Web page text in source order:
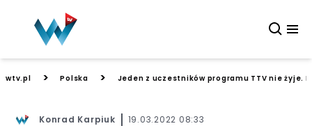
wtv.pl > Polska > Jeden z uczestników programu TTV nie żyje.
Konrad Karpiuk 19.03.2022 08:33